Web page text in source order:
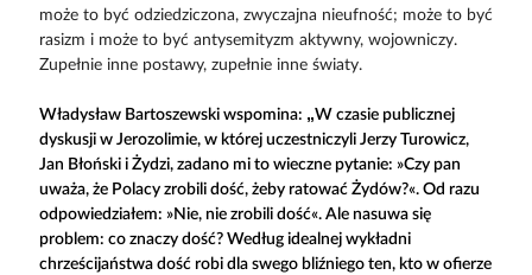
może to być odziedziczona, zwyczajna nieufność; może to być
rasizm i może to być antysemityzm aktywny, wojowniczy.
Zupełnie inne postawy, zupełnie inne światy.
Władysław Bartoszewski wspomina: „W czasie publicznej
dyskusji w Jerozolimie, w której uczestniczyli Jerzy Turowicz,
Jan Błoński i Żydzi, zadano mi to wieczne pytanie: »Czy pan
uważa, że Polacy zrobili dość, żeby ratować Żydów?«. Od razu
odpowiedziałem: »Nie, nie zrobili dość«. Ale nasuwa się
problem: co znaczy dość? Według idealnej wykładni
chrześcijaństwa dość robi dla swego bliźniego ten, kto w ofierze